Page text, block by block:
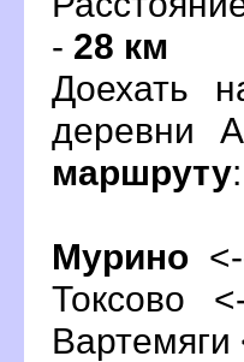
- 28 км
Доехать
деревни
маршруту:
Мурино
Токсово
артемяги